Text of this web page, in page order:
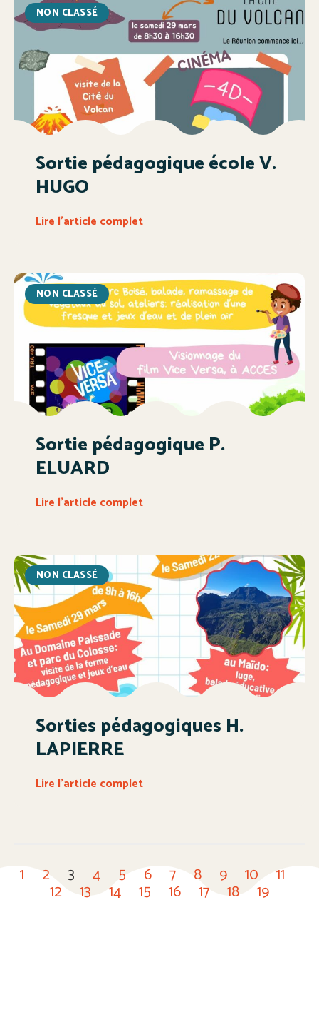
NON CLASSÉ
Sortie pédagogique école V.
HUGO
Lire l'article complet
NON CLASSÉ
Sortie pédagogique P.
ELUARD
Lire l'article complet
NON CLASSÉ
Sorties pédagogiques H.
LAPIERRE
Lire l'article complet
1 2 3 4 5 6 7 8 9 10 11
12 13 14 15 16 17 18 19